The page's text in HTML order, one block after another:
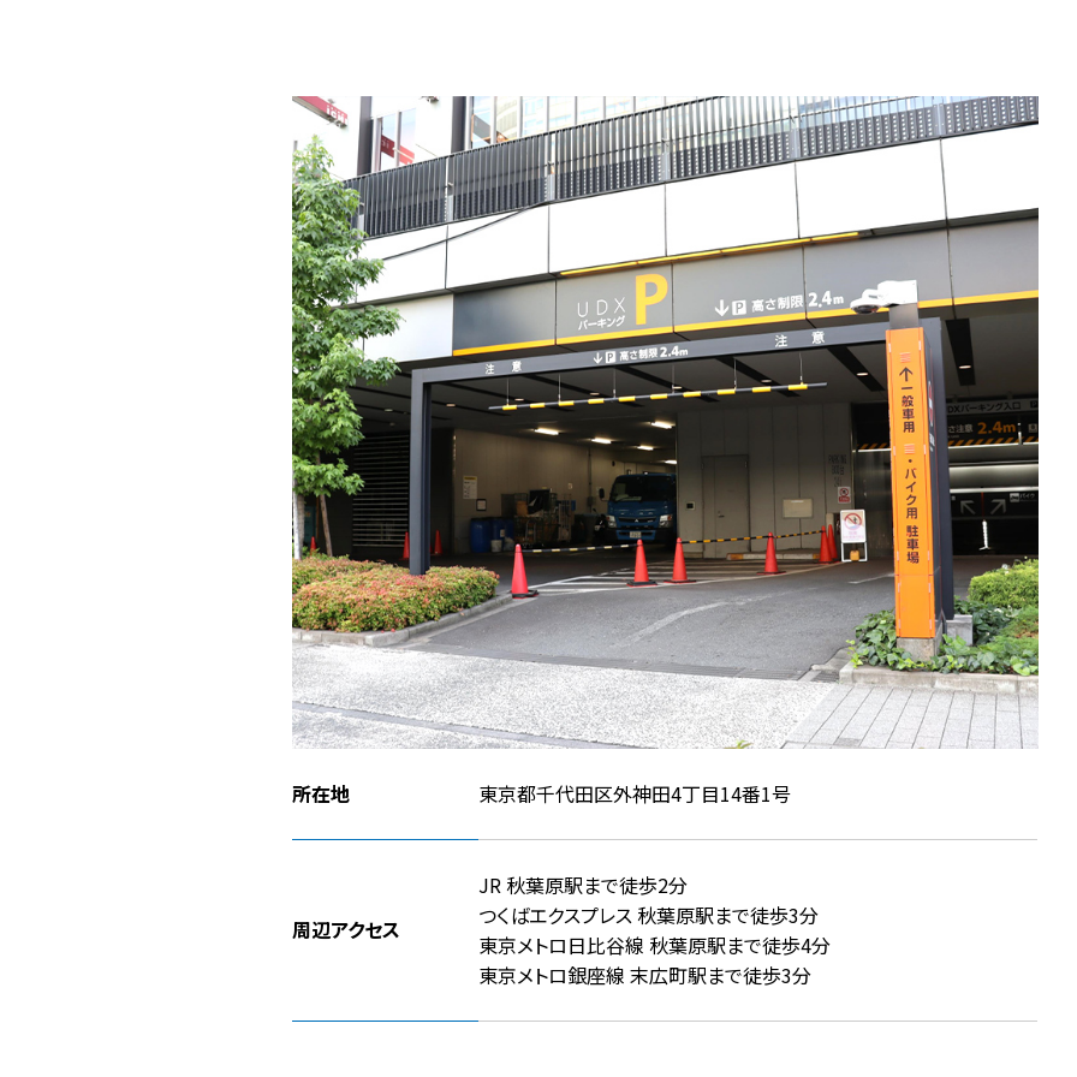
所在地 東京都千代田区外神田4丁目14番1号
周辺アクセス
JR 秋葉原駅まで徒歩2分
つくばエクスプレス 秋葉原駅まで徒歩3分
東京メトロ日比谷線 秋葉原駅まで徒歩4分
東京メトロ銀座線 末広町駅まで徒歩3分